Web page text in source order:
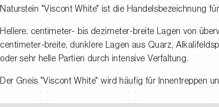
Naturstein "Viscont White" ist die Handelsbezeichnung
Hellere, centimeter- bis dezimeter-breite Lagen von
centimeter-breite, dunklere Lagen aus Quarz,
oder sehr helle Partien durch intensive Verfaltung.
Der Gneis "Viscont White" wird häufig für Innentreppen